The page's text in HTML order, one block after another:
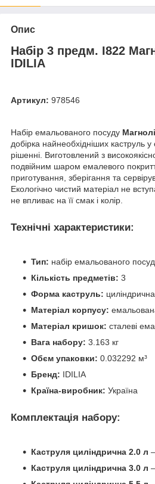
Опис
Набір 3 предм. I822
IDILIA
Артикул: 978546
Набір емальованого посуду
добірка найнеобхідніших каструль
рішенні. Виготовлений з
подвійним шаром емалевого
приготування, зберігання та
Екологічно чистий матеріал не
не впливає на її смак і колір.
Технічні характеристики:
Тип: набір емальованого
Кількість предметів: 3
Форма каструль: циліндрична
Матеріал корпусу:
Матеріал кришок: сталеві
Вага набору: 3.163 кг
Обєм упаковки: 0.032292 м³
Бренд: IDILIA
Країна-виробник: Україна
Комплектація набору:
Каструля циліндрична 2.0 л
Каструля циліндрична 3.0 л